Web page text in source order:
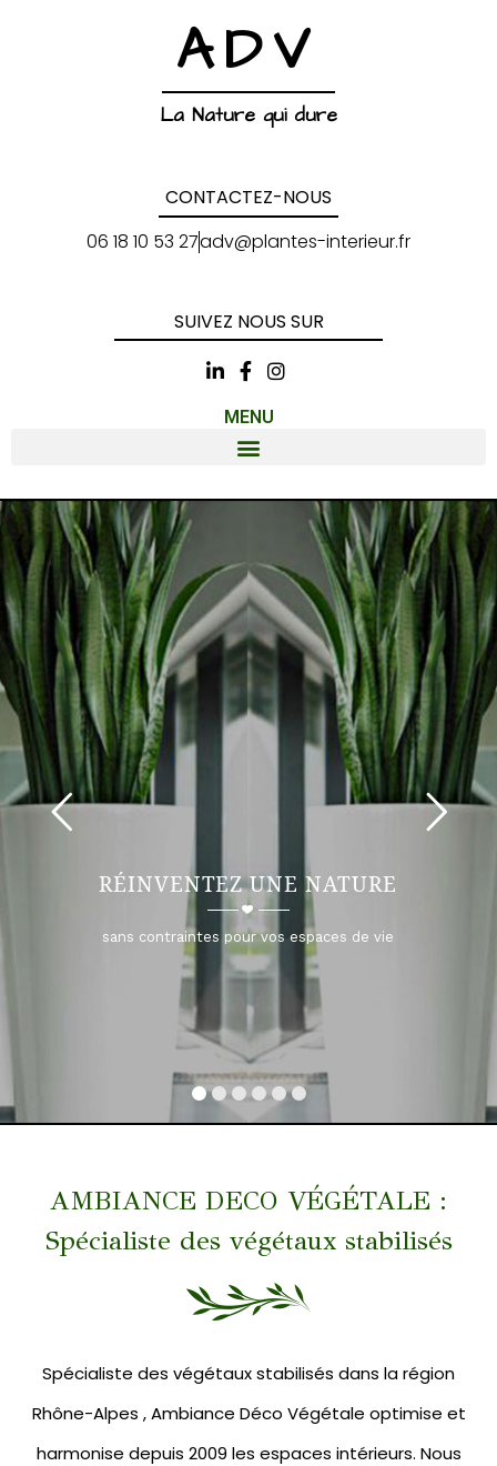
ADV
La Nature qui dure
CONTACTEZ-NOUS
06 18 10 53 27adv@plantes-interieur.fr
SUIVEZ NOUS SUR
MENU
RÉINVENTEZ UNE NATURE
AMBIANCE DECO VÉGÉTALE :
Spécialiste des végétaux stabilisés
Spécialiste des végétaux stabilisés dans la région
Rhône-Alpes , Ambiance Déco Végétale optimise et
harmonise depuis 2009 les espaces intérieurs. Nous